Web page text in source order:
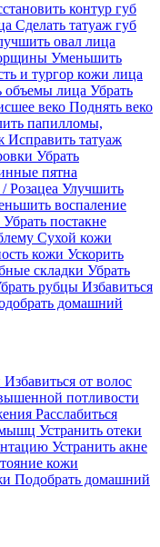
контур губ
Сделать татуаж губ
овал лица
Уменьшить
и тургор кожи лица
объемы лица Убрать
веко Поднять веко
папилломы,
Исправить татуаж
Убрать
пятна
Розацеа Улучшить
воспаление
Убрать постакне
Сухой кожи
кожи Ускорить
складки Убрать
рубцы Избавиться
домашний
Избавиться от волос
потливости
Расслабиться
мышц Устранить отеки
Устранить акне
кожи
Подобрать домашний